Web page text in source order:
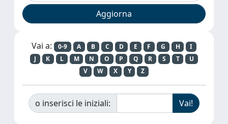
Vai a: 0-9 A B C D E F G H
I
J
K L M N O P Q R S T
U
V
W X Y Z
o inserisci le iniziali: